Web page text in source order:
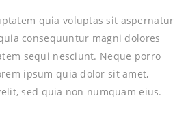
quia voluptas sit aspernatur
consequuntur magni dolores
sequi nesciunt. Neque porro
ipsum quia dolor sit amet,
sed quia non numquam eius.